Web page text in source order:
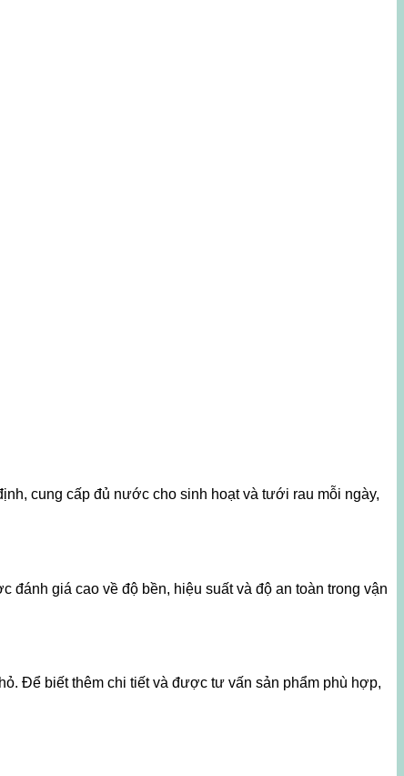
cung cấp đủ nước cho sinh hoạt và tưới rau mỗi ngày,
giá cao về độ bền, hiệu suất và độ an toàn trong vận
Để biết thêm chi tiết và được tư vấn sản phẩm phù hợp,